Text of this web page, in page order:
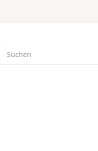
Suchen
Suche öffnen